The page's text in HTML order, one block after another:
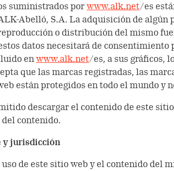
suministrados porwww.alk.net/es
Abelló, S.A. La adquisición de
o distribución del mismo
datos necesitará de
enwww.alk.net/es, a sus gráficos,
que las marcas registradas, las
están protegidos en todo el mundo y
descargar el contenido de este
contenido.
y jurisdicción
uso de este sitio web y el contenido del